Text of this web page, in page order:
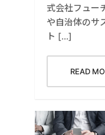
式会社フュー
や自治体のサ
ト […]
READ